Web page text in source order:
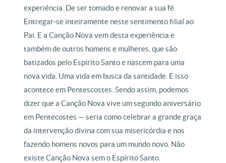
experiência. De ser tomado e renovar a sua fé.
Entregar-se inteiramente neste sentimento filial ao
Pai. E a Canção Nova vem desta experiência e
também de outros homens e mulheres, que são
batizados pelo Espírito Santo e nascem para uma
nova vida. Uma vida em busca da santidade. E isso
acontece em Pentescostes. Sendo assim, podemos
dizer que a Canção Nova vive um segundo aniversário
em Pentecostes — seria como celebrar a grande graça
da intervenção divina com sua misericórdia e nos
fazendo homens novos para um mundo novo. Não
existe Canção Nova sem o Espírito Santo.